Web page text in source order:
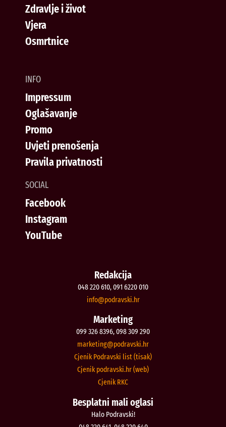
Zdravlje i život
Vjera
Osmrtnice
INFO
Impressum
Oglašavanje
Promo
Uvjeti prenošenja
Pravila privatnosti
SOCIAL
Facebook
Instagram
YouTube
Redakcija
048 220 610, 091 6220 010
rh.iksvardop
@ofni
Marketing
099 326 8396, 098 309 290
rh.iksvardop
@gnitekram
Cjenik Podravski list (tisak)
Cjenik podravski.hr (web)
Cjenik RKC
Besplatni mali oglasi
Halo Podravski!